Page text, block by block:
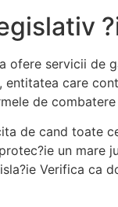
ofere servicii de
care
de
de cand toate
un mare
Verifica ca